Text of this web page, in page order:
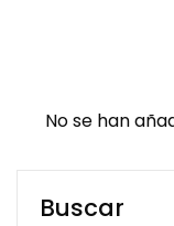
No se han
Buscar